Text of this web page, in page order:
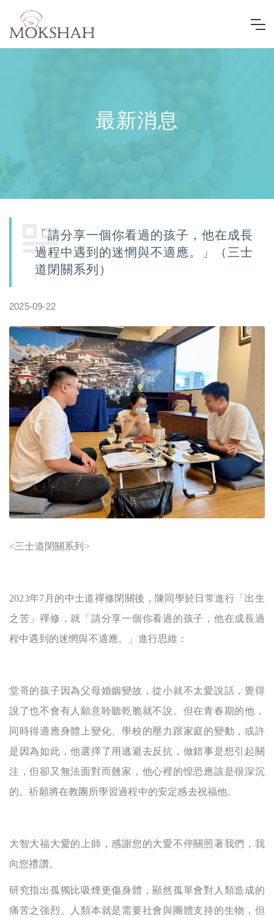
最新消息
「請分享一個你看過的孩子，他在成長
過程中遇到的迷惘與不適應。」（三士
道閉關系列）
2025-09-22
<三士道閉關系列>
2023年7月的中士道禪修閉關後，陳同學於日常進行「出生
之苦」禪修，就「請分享一個你看過的孩子，他在成長過
程中遇到的迷惘與不適應。」進行思維：
堂哥的孩子因為父母婚姻變故，從小就不太愛說話，覺得
說了也不會有人願意聆聽乾脆就不說。但在青春期的他，
同時得適應身體上變化、學校的壓力跟家庭的變動，或許
是因為如此，他選擇了用逃避去反抗，做錯事是想引起關
注，但卻又無法面對而翹家，他心裡的惶恐應該是很深沉
的。祈願將在教團所學習過程中的安定感去祝福他。
大智大福大愛的上師，感謝您的大愛不停關照著我們，我
向您禮讚。
研究指出孤獨比吸煙更傷身體，顯然孤單會對人類造成的
痛苦之強烈。人類本就是需要社會與團體支持的生物，但